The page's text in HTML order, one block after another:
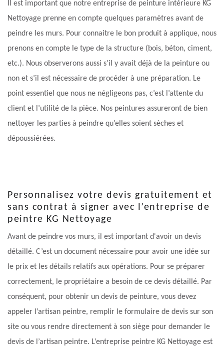
Il est important que notre entreprise de peinture intérieure KG
Nettoyage prenne en compte quelques paramètres avant de
peindre les murs. Pour connaitre le bon produit à applique, nous
prenons en compte le type de la structure (bois, béton, ciment,
etc.). Nous observerons aussi s’il y avait déjà de la peinture ou
non et s’il est nécessaire de procéder à une préparation. Le
point essentiel que nous ne négligeons pas, c’est l’attente du
client et l’utilité de la pièce. Nos peintures assureront de bien
nettoyer les parties à peindre qu’elles soient sèches et
dépoussiérées.
Personnalisez votre devis gratuitement et
sans contrat à signer avec l’entreprise de
peintre KG Nettoyage
Avant de peindre vos murs, il est important d'avoir un devis
détaillé. C’est un document nécessaire pour avoir une idée sur
le prix et les détails relatifs aux opérations. Pour se préparer
correctement, le propriétaire a besoin de ce devis détaillé. Par
conséquent, pour obtenir un devis de peinture, vous devez
appeler l’artisan peintre, remplir le formulaire de devis sur son
site ou vous rendre directement à son siège pour demander le
devis de l’artisan peintre. L’entreprise peintre KG Nettoyage est